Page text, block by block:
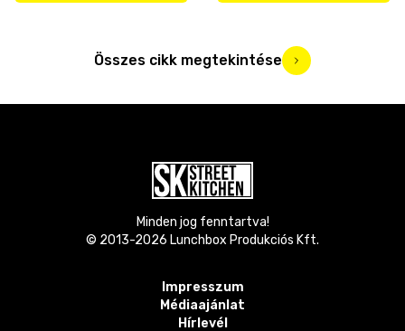
Összes cikk megtekintése
Minden jog fenntartva!
© 2013-2026 Lunchbox Produkciós Kft.
Impresszum
Médiaajánlat
Hírlevél